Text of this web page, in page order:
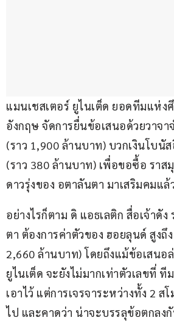
แมนเชสเตอร์ ยูไนเต็ด ยอดทีมแห่ง
อังกฤษ จัดการยื่นข้อเสนอด้วยวาจา
(ราว 1,900 ล้านบาท) บวกเงินโบนั
(ราว 380 ล้านบาท) เพื่อขอซื้อ รา
ดาวรุ่งของ อตาลันตา มาเสริมคมแล้
อย่างไรก็ตาม ดิ แอธเลติก สื่อเจ้าดัง
ตา ต้องการค่าตัวของ ฮอยลุนด์ สูงถึ
2,660 ล้านบาท) โดยถึงแม้ข้อเสนอ
ยูไนเต็ด จะยังไม่มากเท่าตัวเลขที่ ที
เอาไว้ แต่การเจรจาระหว่างทั้ง 2 ส
ไป และคาดว่า น่าจะบรรลุข้อตกลง